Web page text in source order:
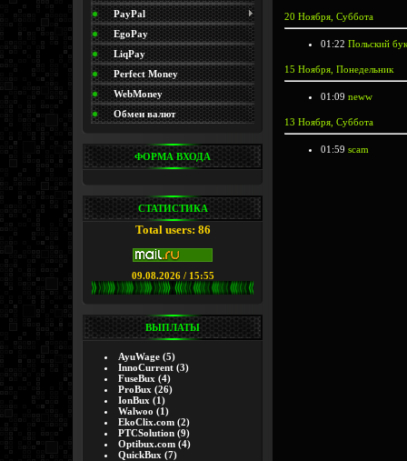
PayPal
EgoPay
LiqPay
Perfect Money
WebMoney
Обмен валют
ФОРМА ВХОДА
СТАТИСТИКА
Total users: 86
09.08.2026 / 15:55
ВЫПЛАТЫ
AyuWage (5)
InnoCurrent (3)
FuseBux (4)
ProBux (26)
IonBux (1)
Walwoo (1)
EkoClix.com (2)
PTCSolution (9)
Optibux.com (4)
QuickBux (7)
20 Ноября, Суббота
01:22 Польский
15 Ноября, Понедельник
01:09 neww
13 Ноября, Суббота
01:59 scam